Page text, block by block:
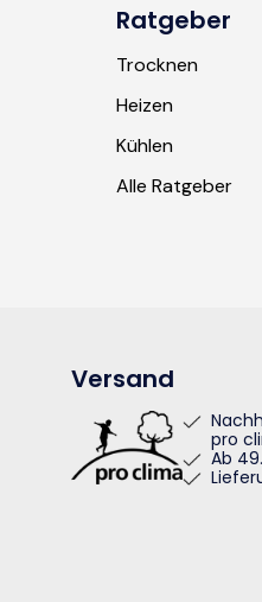
Ratgeber
Trocknen
Heizen
Kühlen
Alle Ratgeber
Versand
pro
Ab